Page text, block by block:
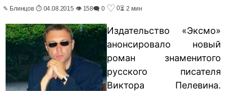
✎ Блинцов ⏱ 04.08.2015 👁 158🗨 0 ♡ 0⏳ 2 мин
Издательство «Эксмо»
анонсировало новый
роман знаменитого
русского писателя
Виктора Пелевина.